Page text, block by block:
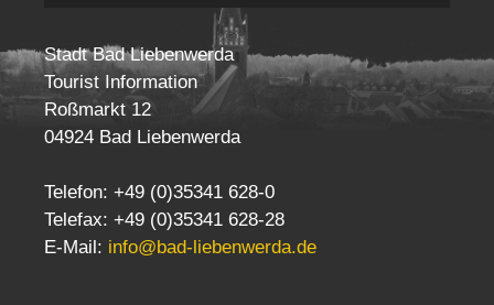
Stadt Bad Liebenwerda
Tourist Information
Roßmarkt 12
04924 Bad Liebenwerda
Telefon: +49 (0)35341 628-0
Telefax: +49 (0)35341 628-28
E-Mail: info@bad-liebenwerda.de